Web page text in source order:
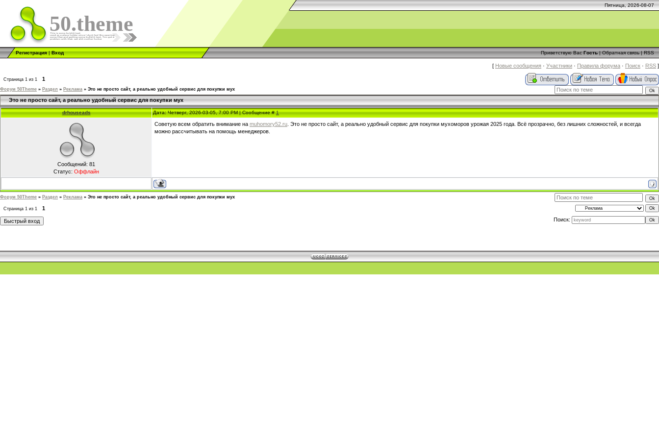
Пятница, 2026-08-07
50.theme
Регистрация|Вход Приветствую Вас Гость|Обратная связь|RSS
[ Новые сообщения · Участники · Правила форума · Поиск · RSS ]
Страница 1 из 1 1
Форум 50Theme » Раздел » Реклама » Это не просто сайт, а реально удобный сервис для покупки мух
Это не просто сайт, а реально удобный сервис для покупки мух
drhouseads Дата: Четверг, 2026-03-05, 7:00 PM | Сообщение #1
Сообщений: 81
Статус: Оффлайн
Советую всем обратить внимание на muhomory52.ru . Это не просто сайт, а реально удобный сервис для покупки мухоморов урожая 2025 года. Всё прозрачно, без лишних сложностей, и всегда
можно рассчитывать на помощь менеджеров.
Форум 50Theme » Раздел » Реклама » Это не просто сайт, а реально удобный сервис для покупки мух
Страница 1 из 1
1
Поиск: